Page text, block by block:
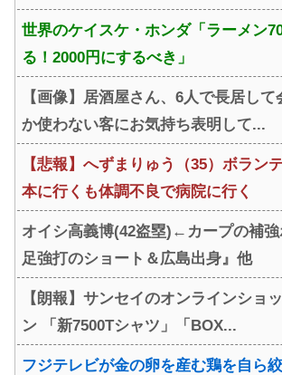
世界のケイスケ・ホンダ「ラーメン
る！2000円にするべき」
【画像】居酒屋さん、6人で長居して
か使わない客にお気持ち表明して...
【悲報】へずまりゅう（35）ボラン
本に行くも体調不良で病院に行く
オイシ高義博(42盗塁)←カープの補強
足強打のショート＆広島出身』他
【朗報】サンセイのオンラインショ
ン 「新7500Tシャツ」「BOX...
フジテレビが金の卵を産む鶏を自ら